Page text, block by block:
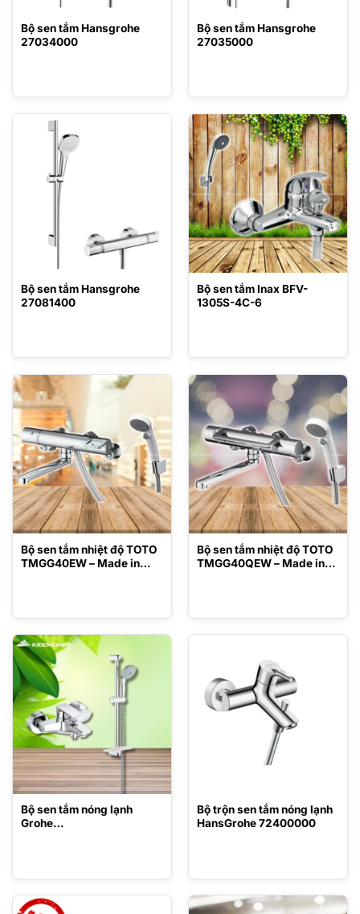
Bộ sen tắm Hansgrohe
27034000
Bộ sen tắm Hansgrohe
27035000
Bộ sen tắm Hansgrohe
27081400
Bộ sen tắm Inax BFV-
1305S-4C-6
Bộ sen tắm nhiệt độ TOTO
TMGG40EW – Made in
Bộ sen tắm nhiệt độ TOTO
TMGG40QEW – Made in
Bộ sen tắm nóng lạnh
Grohe
Bộ trộn sen tắm nóng lạnh
HansGrohe 72400000